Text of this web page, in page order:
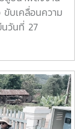
กษาระบบ เพื่อ
ณ์- แลกเปลี่ยน
ศึกษา และผู้เข้า
นพลังงาน
ำเนินกิจกรรม
ด้านอาชีวศึกษา
สนับสนุนการ
าและชุมชน ซึ่งจะ
บเคลื่อนความ
วันที่ 27
“การใช้
ปลงสภาพภูมิ
แขวงหลวงพระ
ำเนินงานครั้งนี้
คณบดีวิทยาลัย